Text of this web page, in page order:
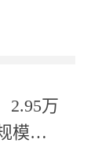
2.95万
模为